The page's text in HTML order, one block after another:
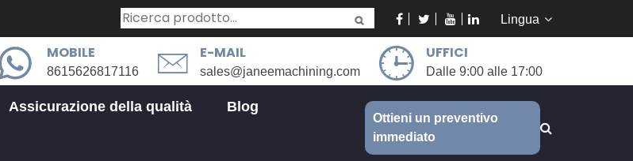
Lingua
UFFICI
Dalle 9:00 alle 17:00
E-MAIL
sales@janeemachining.com
MOBILE
8615626817116
Assicurazione della qualità Blog
Ottieni un preventivo
immediato